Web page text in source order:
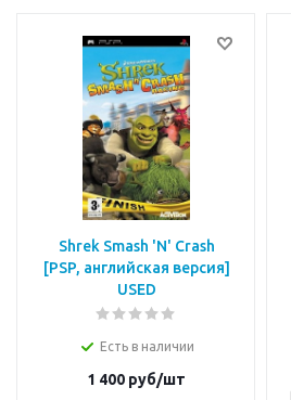
Shrek Smash 'N' Crash
[РSP, английская версия]
USED
Есть в наличии
1 400 руб/шт